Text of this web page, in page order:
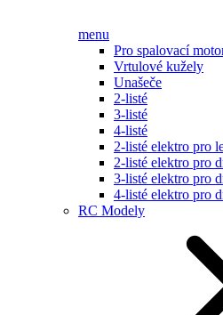
menu
Pro spalovací
Vrtulové kužely
Unašeče
2-listé
3-listé
4-listé
2-listé elektro pro
2-listé elektro pro
3-listé elektro pro
4-listé elektro pro
RC Modely